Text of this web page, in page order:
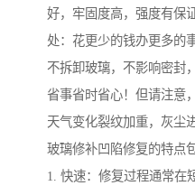
好，牢固度高，强度有保
处：花更少的钱办更多的
不拆卸玻璃，不影响密封
省事省时省心！但请注意
天气变化裂纹加重，灰尘
玻璃修补凹陷修复的特点
1. 快速：修复过程通常在